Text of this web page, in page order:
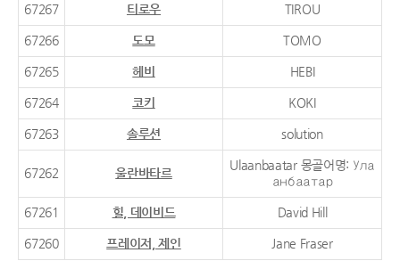
67267 티로우 TIROU
67266 도모 TOMO
67265 헤비 HEBI
67264 코키 KOKI
67263 솔루션 solution
67262 울란바타르
Ulaanbaatar 몽골어명: Ула
анбаатар
67261 힐, 데이비드 David Hill
67260 프레이저, 제인 Jane Fraser